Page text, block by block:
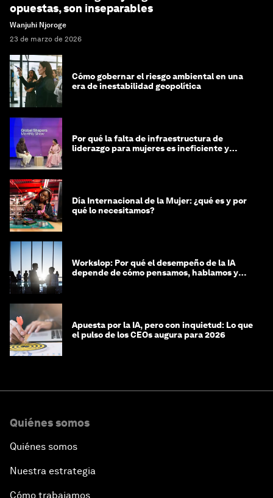
opuestas, son inseparables
Wanjuhi Njoroge
23 de marzo de 2026
Cómo gobernar el riesgo ambiental en una
era de inestabilidad geopolítica
Por qué la falta de infraestructura de
liderazgo para mujeres es ineficiente y
Día Internacional de la Mujer: ¿qué es y por
qué lo necesitamos?
Workslop: Por qué el desempeño de la IA
depende de cómo pensamos, hablamos y
Apuesta por la IA, pero con inquietud: Lo que
el pulso de los CEOs augura para 2026
Quiénes somos
Quiénes somos
Nuestra estrategia
Cómo trabajamos